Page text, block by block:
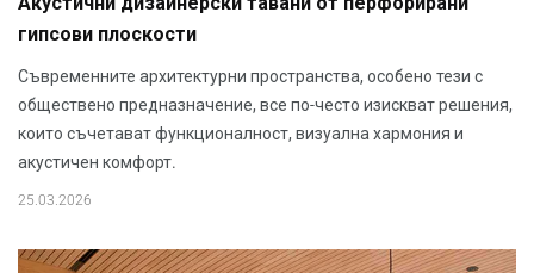
гипсови плоскости
Съвременните архитектурни пространства, особено тези с
обществено предназначение, все по-често изискват решения,
които съчетават функционалност, визуална хармония и
акустичен комфорт.
25.03.2026